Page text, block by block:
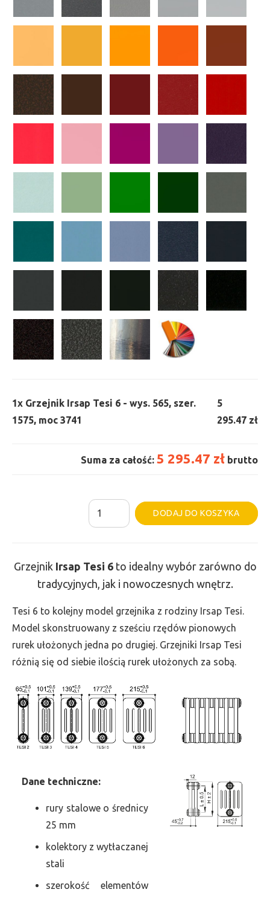
1x Grzejnik Irsap Tesi 6 - wys. 565, szer.
1575, moc 3741
5
295.47 zł
Suma za całość: 5 295.47 zł brutto
ilość
Grzejnik
-
wys.
565,
szer.
1575,
3741
DODAJ DO KOSZYKA
Grzejnik Irsap Tesi 6to idealny wybór zarówno do
tradycyjnych, jak i nowoczesnych wnętrz.
Tesi 6 to kolejny model grzejnika z rodziny Irsap Tesi.
Model skonstruowany z sześciu rzędów pionowych
rurek ułożonych jedna po drugiej. Grzejniki Irsap Tesi
różnią się od siebie ilością rurek ułożonych za sobą.
Dane techniczne:
rury stalowe o średnicy
25 mm
kolektory z wytłaczanej
stali
szerokość elementów